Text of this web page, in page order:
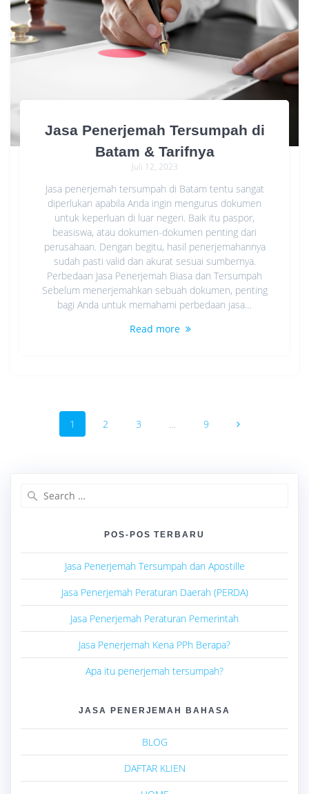
Jasa Penerjemah Tersumpah di
Batam & Tarifnya
Juli 12, 2023
Jasa penerjemah tersumpah di Batam tentu sangat
diperlukan apabila Anda ingin mengurus dokumen
untuk keperluan di luar negeri. Baik itu paspor,
beasiswa, atau dokumen-dokumen penting dari
perusahaan. Dengan begitu, hasil penerjemahannya
sudah pasti valid dan akurat sesuai sumbernya.
Perbedaan Jasa Penerjemah Biasa dan Tersumpah
Sebelum menerjemahkan sebuah dokumen, penting
bagi Anda untuk memahami perbedaan jasa…
Read more
Posts
navigation
Page
1 Page
2 Page
3 … Page
9
POS-POS TERBARU
Jasa Penerjemah Tersumpah dan Apostille
Jasa Penerjemah Peraturan Daerah (PERDA)
Jasa Penerjemah Peraturan Pemerintah
Jasa Penerjemah Kena PPh Berapa?
Apa itu penerjemah tersumpah?
JASA PENERJEMAH BAHASA
BLOG
DAFTAR KLIEN